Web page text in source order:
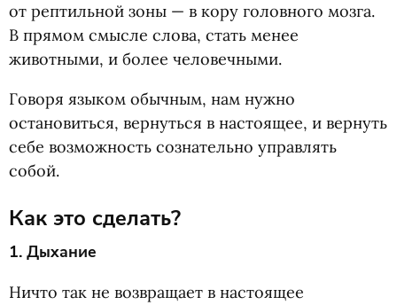
от рептильной зоны — в кору головного мозга.
В прямом смысле слова, стать менее
животными, и более человечными.
Говоря языком обычным, нам нужно
остановиться, вернуться в настоящее, и вернуть
себе возможность сознательно управлять
собой.
Как это сделать?
1. Дыхание
Ничто так не возвращает в настоящее